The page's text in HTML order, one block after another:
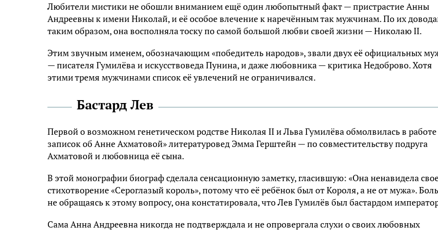
Любители мистики не обошли вниманием ещё один любопытный факт — пристрастие Анны
Андреевны к имени Николай, и её особое влечение к наречённым так мужчинам. По их
таким образом, она восполняла тоску по самой большой любви своей жизни — Николаю II.
Этим звучным именем, обозначающим «победитель народов», звали двух её официальных
— писателя Гумилёва и искусствоведа Пунина, и даже любовника — критика Недоброво. Хотя
этими тремя мужчинами список её увлечений не ограничивался.
Бастард Лев
Первой о возможном генетическом родстве Николая II и Льва Гумилёва обмолвилась в работе
записок об Анне Ахматовой» литературовед Эмма Герштейн — по совместительству подруга
Ахматовой и любовница её сына.
В этой монографии биограф сделала сенсационную заметку, гласившую: «Она ненавидела
стихотворение «Сероглазый король», потому что её ребёнок был от Короля, а не от мужа».
не обращаясь к этому вопросу, она констатировала, что Лев Гумилёв был бастардом
Сама Анна Андреевна никогда не подтверждала и не опровергала слухи о своих любовных